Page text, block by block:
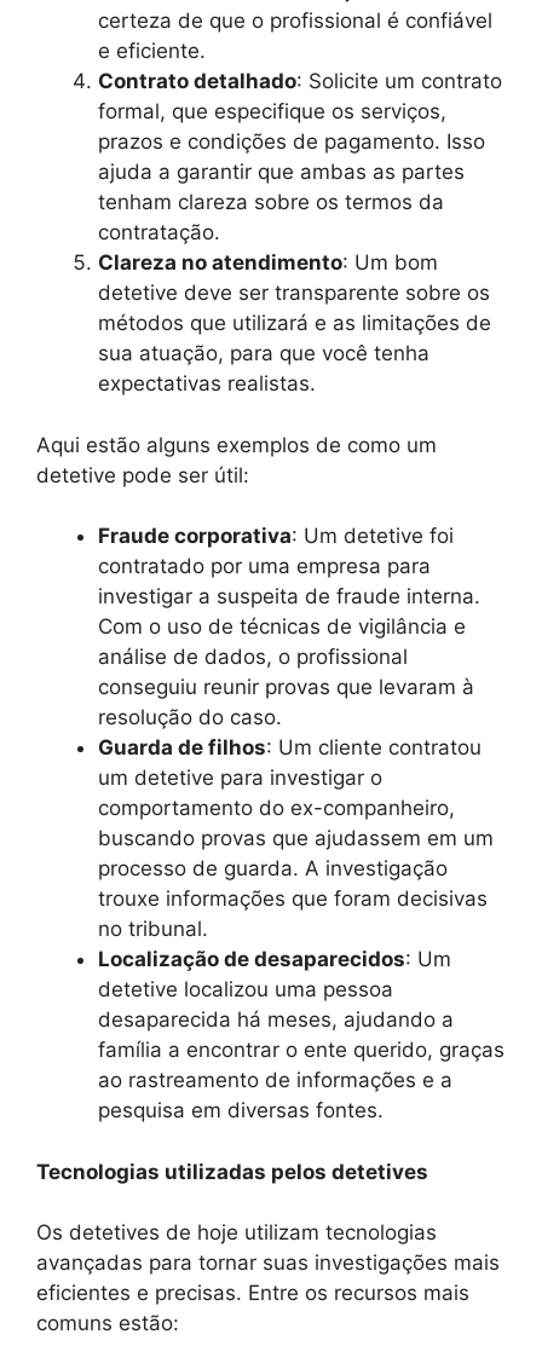
certeza de que o profissional é confiável
e eficiente.
Contrato detalhado: Solicite um contrato
formal, que especifique os serviços,
prazos e condições de pagamento. Isso
ajuda a garantir que ambas as partes
tenham clareza sobre os termos da
contratação.
Clareza no atendimento: Um bom
detetive deve ser transparente sobre os
métodos que utilizará e as limitações de
sua atuação, para que você tenha
expectativas realistas.
Aqui estão alguns exemplos de como um
detetive pode ser útil:
Fraude corporativa: Um detetive foi
contratado por uma empresa para
investigar a suspeita de fraude interna.
Com o uso de técnicas de vigilância e
análise de dados, o profissional
conseguiu reunir provas que levaram à
resolução do caso.
Guarda de filhos: Um cliente contratou
um detetive para investigar o
comportamento do ex-companheiro,
buscando provas que ajudassem em um
processo de guarda. A investigação
trouxe informações que foram decisivas
no tribunal.
Localização de desaparecidos: Um
detetive localizou uma pessoa
desaparecida há meses, ajudando a
família a encontrar o ente querido, graças
ao rastreamento de informações e a
pesquisa em diversas fontes.
Tecnologias utilizadas pelos detetives
Os detetives de hoje utilizam tecnologias
avançadas para tornar suas investigações mais
eficientes e precisas. Entre os recursos mais
comuns estão: